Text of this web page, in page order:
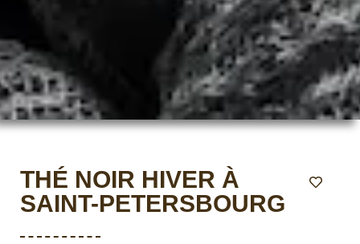
THÉ NOIR HIVER À
SAINT-PETERSBOURG